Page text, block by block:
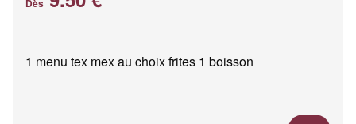
Dès
1 menu tex mex au choix frites 1 boisson